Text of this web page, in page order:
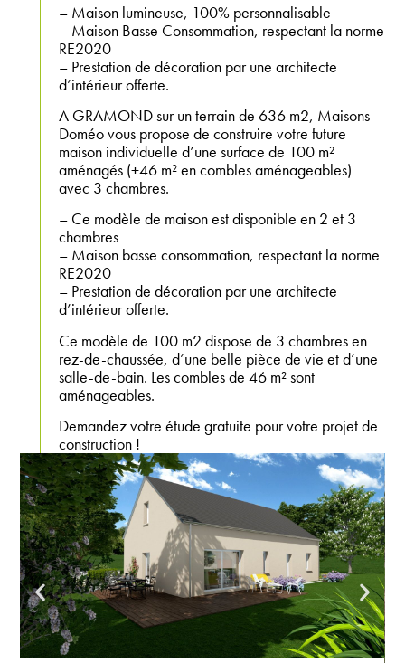
– Maison lumineuse, 100% personnalisable
– Maison Basse Consommation, respectant la norme
RE2020
– Prestation de décoration par une architecte
d’intérieur offerte.
A GRAMOND sur un terrain de 636 m2, Maisons
Doméo vous propose de construire votre future
maison individuelle d’une surface de 100 m²
aménagés (+46 m² en combles aménageables)
avec 3 chambres.
– Ce modèle de maison est disponible en 2 et 3
chambres
– Maison basse consommation, respectant la norme
RE2020
– Prestation de décoration par une architecte
d’intérieur offerte.
Ce modèle de 100 m2 dispose de 3 chambres en
rez-de-chaussée, d’une belle pièce de vie et d’une
salle-de-bain. Les combles de 46 m² sont
aménageables.
Demandez votre étude gratuite pour votre projet de
construction !